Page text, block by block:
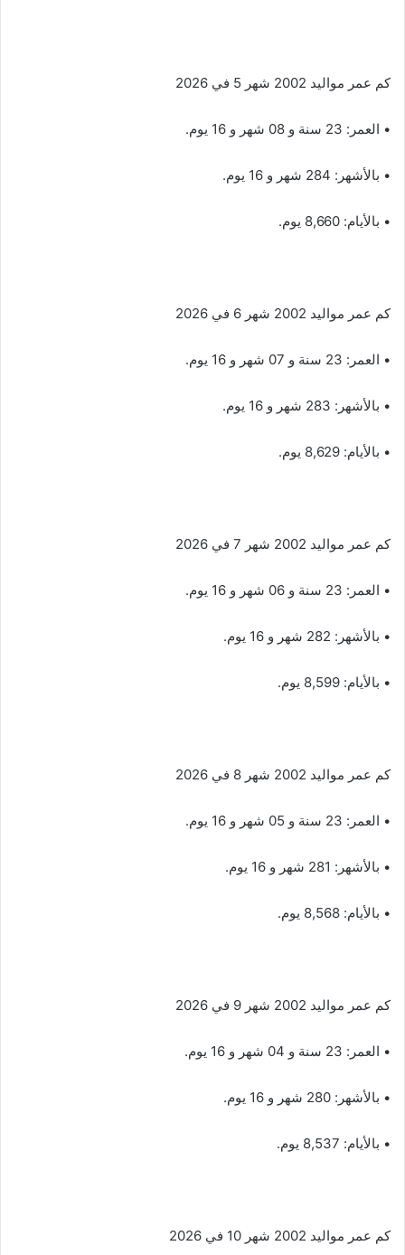
كم عمر مواليد 2002 شهر 5 في 2026
• العمر: 23 سنة و 08 شهر و 16 يوم.
• بالأشهر: 284 شهر و 16 يوم.
• بالأيام: 8,660 يوم.
كم عمر مواليد 2002 شهر 6 في 2026
• العمر: 23 سنة و 07 شهر و 16 يوم.
• بالأشهر: 283 شهر و 16 يوم.
• بالأيام: 8,629 يوم.
كم عمر مواليد 2002 شهر 7 في 2026
• العمر: 23 سنة و 06 شهر و 16 يوم.
• بالأشهر: 282 شهر و 16 يوم.
• بالأيام: 8,599 يوم.
كم عمر مواليد 2002 شهر 8 في 2026
• العمر: 23 سنة و 05 شهر و 16 يوم.
• بالأشهر: 281 شهر و 16 يوم.
• بالأيام: 8,568 يوم.
كم عمر مواليد 2002 شهر 9 في 2026
• العمر: 23 سنة و 04 شهر و 16 يوم.
• بالأشهر: 280 شهر و 16 يوم.
• بالأيام: 8,537 يوم.
كم عمر مواليد 2002 شهر 10 في 2026